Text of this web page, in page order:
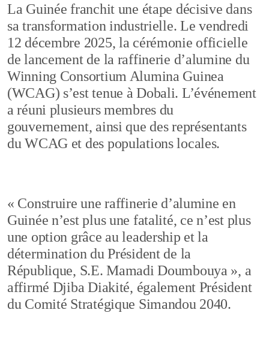
La Guinée franchit une étape décisive dans
sa transformation industrielle. Le vendredi
12 décembre 2025, la cérémonie officielle
de lancement de la raffinerie d’alumine du
Winning Consortium Alumina Guinea
(WCAG) s’est tenue à Dobali. L’événement
a réuni plusieurs membres du
gouvernement, ainsi que des représentants
du WCAG et des populations locales.
« Construire une raffinerie d’alumine en
Guinée n’est plus une fatalité, ce n’est plus
une option grâce au leadership et la
détermination du Président de la
République, S.E. Mamadi Doumbouya », a
affirmé Djiba Diakité, également Président
du Comité Stratégique Simandou 2040.